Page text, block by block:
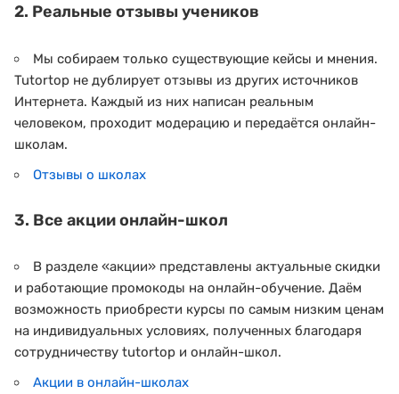
2. Реальные отзывы учеников
Мы собираем только существующие кейсы и мнения.
Tutortop не дублирует отзывы из других источников
Интернета. Каждый из них написан реальным
человеком, проходит модерацию и передаётся онлайн-
школам.
Отзывы о школах
3. Все акции онлайн-школ
В разделе «акции» представлены актуальные скидки
и работающие промокоды на онлайн-обучение. Даём
возможность приобрести курсы по самым низким ценам
на индивидуальных условиях, полученных благодаря
сотрудничеству tutortop и онлайн-школ.
Акции в онлайн-школах